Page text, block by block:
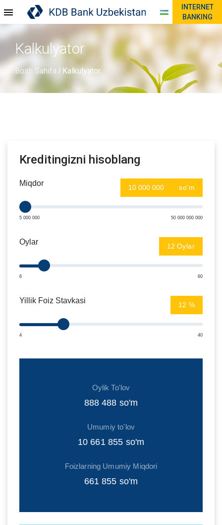
INTERNET
BANKING
Kalkulyator
Bosh Sahifa / Kalkulyator
Kreditingizni hisoblang
Miqdor so'm
5 000 000 50 000 000 000
Oylar Oylar
6 60
Yillik Foiz Stavkasi %
4 40
Oylik To'lov
888 488 so'm
Umumiy to'lov
10 661 855 so'm
Foizlarning Umumiy Miqdori
661 855 so'm